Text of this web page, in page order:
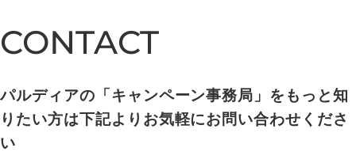
CONTACT
CONTACT
パルディアの「キャンペーン事務局」をもっと知
りたい方は下記よりお気軽にお問い合わせくださ
い